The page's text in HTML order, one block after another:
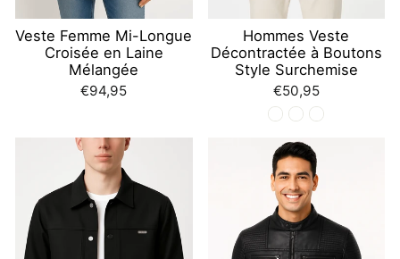
Veste Femme Mi-Longue
Croisée en Laine
Mélangée
€94,95
Hommes Veste
Décontractée à Boutons
Style Surchemise
€50,95